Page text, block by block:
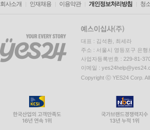
회사소개 인재채용 이용약관 개인정보처리방침 청
대표 : 김석환, 최세라
주소 : 서울시 영등포구 은
사업자등록번호 : 229-81-
이메일 :
Copyright ⓒ YES24 Corp.